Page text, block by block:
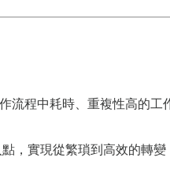
流程中耗時、重複性高的工
，實現從繁瑣到高效的轉變